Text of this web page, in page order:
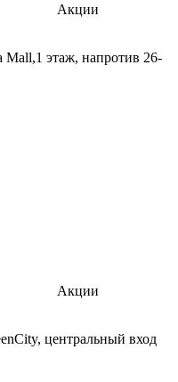
Акции
этаж, напротив 26-
Акции
центральный вход